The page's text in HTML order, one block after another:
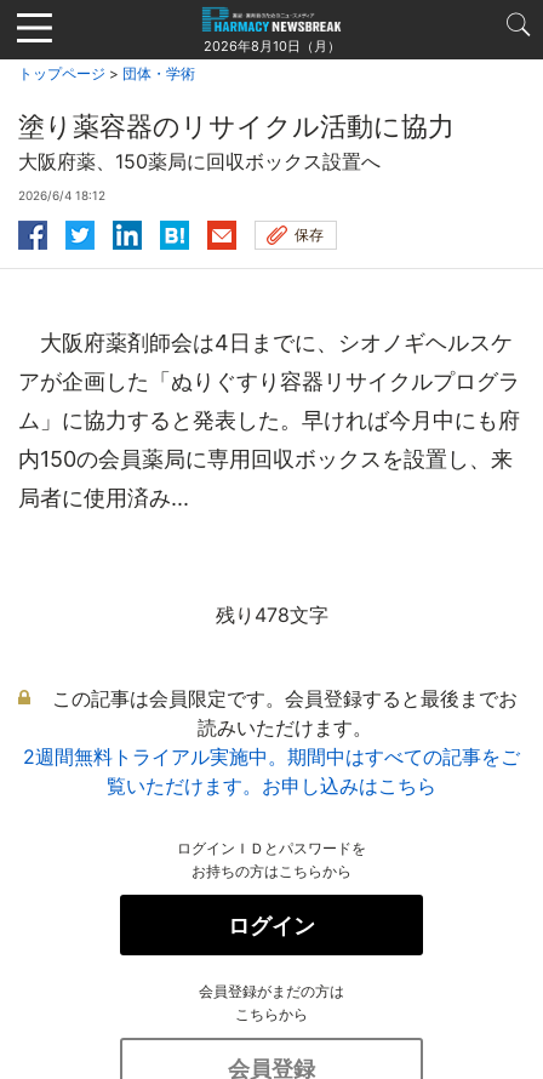
Jump
to
navigation
2026年8月10日（月）
トップページ > 団体・学術
塗り薬容器のリサイクル活動に協力
大阪府薬、150薬局に回収ボックス設置へ
2026/6/4 18:12
保存
大阪府薬剤師会は4日までに、シオノギヘルスケ
アが企画した「ぬりぐすり容器リサイクルプログラ
ム」に協力すると発表した。早ければ今月中にも府
内150の会員薬局に専用回収ボックスを設置し、来
局者に使用済み...
残り478文字
この記事は会員限定です。会員登録すると最後までお
読みいただけます。
2週間無料トライアル実施中。期間中はすべての記事をご
覧いただけます。お申し込みはこちら
ログインＩＤとパスワードを
お持ちの方はこちらから
ログイン
会員登録がまだの方は
こちらから
会員登録